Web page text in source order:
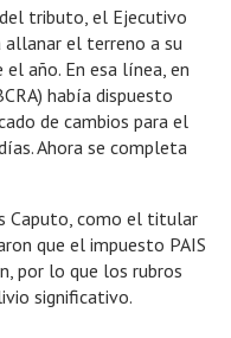
tributo, el Ejecutivo
allanar el terreno a su
año. En esa línea, en
había dispuesto
de cambios para el
Ahora se completa
Caputo, como el titular
que el impuesto PAIS
por lo que los rubros
significativo.